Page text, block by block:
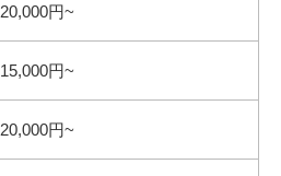
20,000円~
15,000円~
20,000円~